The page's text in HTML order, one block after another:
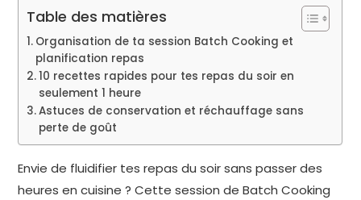
Table des matières
Organisation de ta session Batch Cooking et
planification repas
10 recettes rapides pour tes repas du soir en
seulement 1 heure
Astuces de conservation et réchauffage sans
perte de goût
Envie de fluidifier tes repas du soir sans passer des
heures en cuisine ? Cette session de Batch Cooking